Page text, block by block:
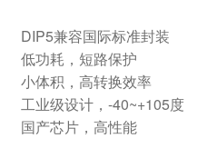
DIP5兼容国际标准封装
低功耗，短路保护
小体积，高转换效率
工业级设计，-40~+105度
国产芯片，高性能